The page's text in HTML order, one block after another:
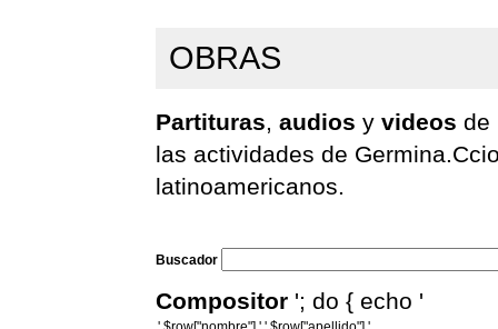
OBRAS
Partituras, audios y videos de
las actividades de
latinoamericanos.
Buscador
Compositor '; do { echo '